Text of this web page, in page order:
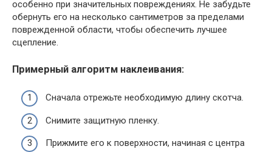
особенно при значительных повреждениях. Не забудьте
обернуть его на несколько сантиметров за пределами
поврежденной области, чтобы обеспечить лучшее
сцепление.
Примерный алгоритм наклеивания:
Сначала отрежьте необходимую длину скотча.
Снимите защитную пленку.
Прижмите его к поверхности, начиная с центра